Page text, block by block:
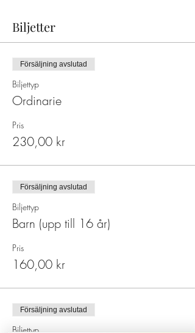
Biljetter
Försäljning avslutad
Biljettyp
Ordinarie
Pris
230,00 kr
Försäljning avslutad
Biljettyp
Barn (upp till 16 år)
Pris
160,00 kr
Försäljning avslutad
Biljettyp